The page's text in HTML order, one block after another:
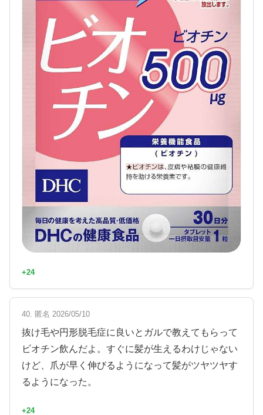
+24
40. 匿名 2026/05/10
抜け毛や円形脱毛症に良いとガルで教えてもらって
ビオチン飲んだよ。すぐに髪が生えるわけじゃない
けど、爪が早く伸びるようになって髪がツヤツヤす
るようになった。
+24